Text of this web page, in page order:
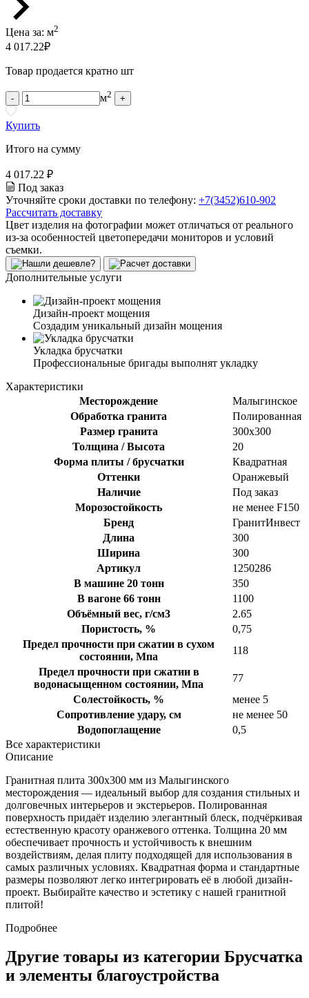
Цена за: м2
4 017.22₽
Товар продается кратно шт
- м2 +
Купить
Итого на сумму
4 017.22 ₽
Под заказ
Уточняйте сроки доставки по телефону: +7(3452)610-902
Рассчитать доставку
Цвет изделия на фотографии может отличаться от реального
из-за особенностей цветопередачи мониторов и условий
съемки.
Дополнительные услуги
Дизайн-проект мощения
Создадим уникальный дизайн мощения
Укладка брусчатки
Профессиональные бригады выполнят укладку
Характеристики
Месторождение
Малыгинское
Обработка гранита
Полированная
Размер гранита
300х300
Толщина / Высота
20
Форма плиты / брусчатки
Квадратная
Оттенки
Оранжевый
Наличие
Под заказ
Морозостойкость
не менее F150
Бренд
ГранитИнвест
Длина
300
Ширина
300
Артикул
1250286
В машине 20 тонн
350
В вагоне 66 тонн
1100
Объёмный вес, г/см3
2.65
Пористость, %
0,75
Предел прочности при сжатии в сухом
состоянии, Мпа
118
Предел прочности при сжатии в
водонасыщенном состоянии, Мпа
77
Солестойкость, %
менее 5
Сопротивление удару, см
не менее 50
Водопоглащение
0,5
Все характеристики
Описание
Гранитная плита 300х300 мм из Малыгинского
месторождения — идеальный выбор для создания стильных и
долговечных интерьеров и экстерьеров. Полированная
поверхность придаёт изделию элегантный блеск, подчёркивая
естественную красоту оранжевого оттенка. Толщина 20 мм
обеспечивает прочность и устойчивость к внешним
воздействиям, делая плиту подходящей для использования в
самых различных условиях. Квадратная форма и стандартные
размеры позволяют легко интегрировать её в любой дизайн-
проект. Выбирайте качество и эстетику с нашей гранитной
плитой!
Подробнее
Другие товары из категории Брусчатка
и элементы благоустройства